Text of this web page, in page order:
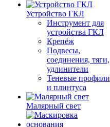
Устройство ГКЛ
Инструмент для
устройства ГКЛ
Крепёж
Подвесы,
соединения, тяги,
удлинители
Теневые профили
и плинтуса
Малярный свет